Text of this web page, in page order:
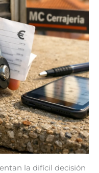
la difícil decisión